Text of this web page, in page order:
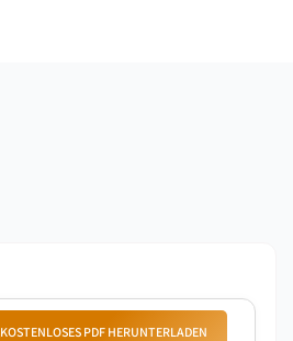
KOSTENLOSES PDF HERUNTERLADEN